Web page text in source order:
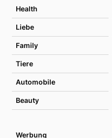
Health
Liebe
Family
Tiere
Automobile
Beauty
Werbung